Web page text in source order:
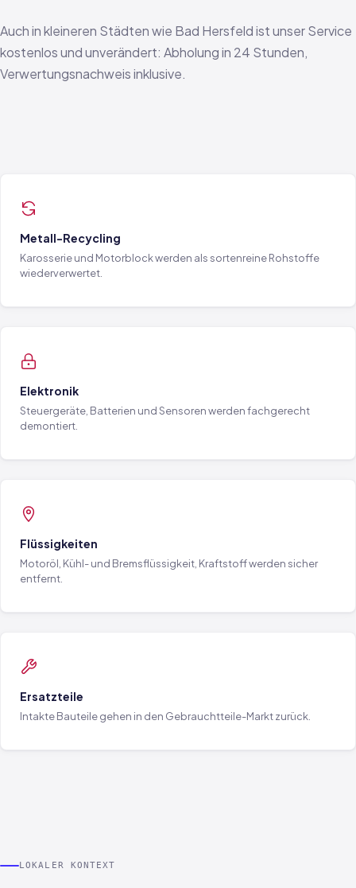
Auch in kleineren Städten wie Bad Hersfeld ist unser Service
kostenlos und unverändert: Abholung in 24 Stunden,
Verwertungsnachweis inklusive.
Metall-Recycling
Karosserie und Motorblock werden als sortenreine Rohstoffe
wiederverwertet.
Elektronik
Steuergeräte, Batterien und Sensoren werden fachgerecht
demontiert.
Flüssigkeiten
Motoröl, Kühl- und Bremsflüssigkeit, Kraftstoff werden sicher
entfernt.
Ersatzteile
Intakte Bauteile gehen in den Gebrauchtteile-Markt zurück.
LOKALER KONTEXT